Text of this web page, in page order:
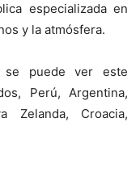
especializada en
y la atmósfera.
se puede ver este
Perú, Argentina,
Zelanda, Croacia,